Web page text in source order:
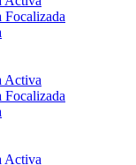
Focalizada
Activa
Focalizada
Activa